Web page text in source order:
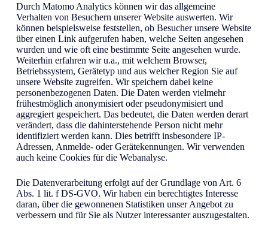
Durch Matomo Analytics können wir das allgemeine
Verhalten von Besuchern unserer Website auswerten. Wir
können beispielsweise feststellen, ob Besucher unsere Website
über einen Link aufgerufen haben, welche Seiten angesehen
wurden und wie oft eine bestimmte Seite angesehen wurde.
Weiterhin erfahren wir u.a., mit welchem Browser,
Betriebssystem, Gerätetyp und aus welcher Region Sie auf
unsere Website zugreifen. Wir speichern dabei keine
personenbezogenen Daten. Die Daten werden vielmehr
frühestmöglich anonymisiert oder pseudonymisiert und
aggregiert gespeichert. Das bedeutet, die Daten werden derart
verändert, dass die dahinterstehende Person nicht mehr
identifiziert werden kann. Dies betrifft insbesondere IP-
Adressen, Anmelde- oder Gerätekennungen. Wir verwenden
auch keine Cookies für die Webanalyse.
Die Datenverarbeitung erfolgt auf der Grundlage von Art. 6
Abs. 1 lit. f DS-GVO. Wir haben ein berechtigtes Interesse
daran, über die gewonnenen Statistiken unser Angebot zu
verbessern und für Sie als Nutzer interessanter auszugestalten.